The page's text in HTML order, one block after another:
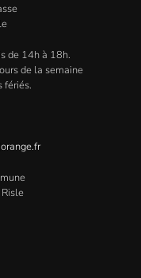
de 14h à 18h.
de la semaine
fériés.